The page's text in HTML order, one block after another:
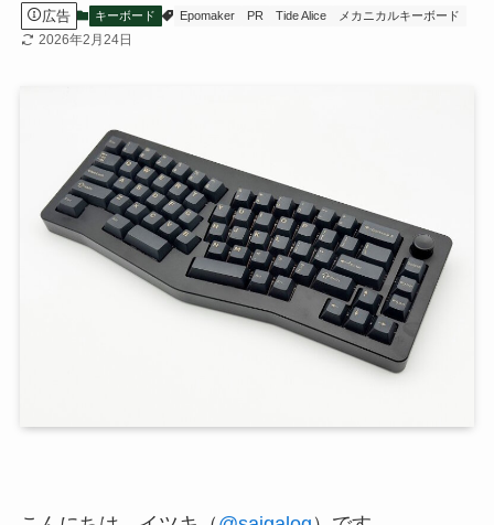
広告 キーボード Epomaker PR Tide Alice メカニカルキーボード
2026年2月24日